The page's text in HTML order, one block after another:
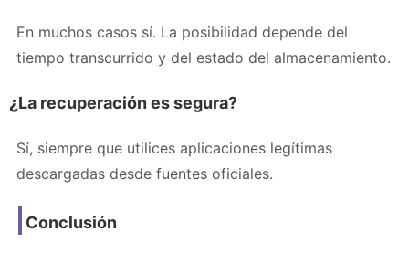
En muchos casos sí. La posibilidad depende del
tiempo transcurrido y del estado del almacenamiento.
¿La recuperación es segura?
Sí, siempre que utilices aplicaciones legítimas
descargadas desde fuentes oficiales.
Conclusión